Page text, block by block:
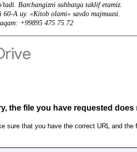
Barchangizni suhbatga taklif etamiz.
A uy. «Kitob olami» savdo majmuasi.
+99895 475 75 72